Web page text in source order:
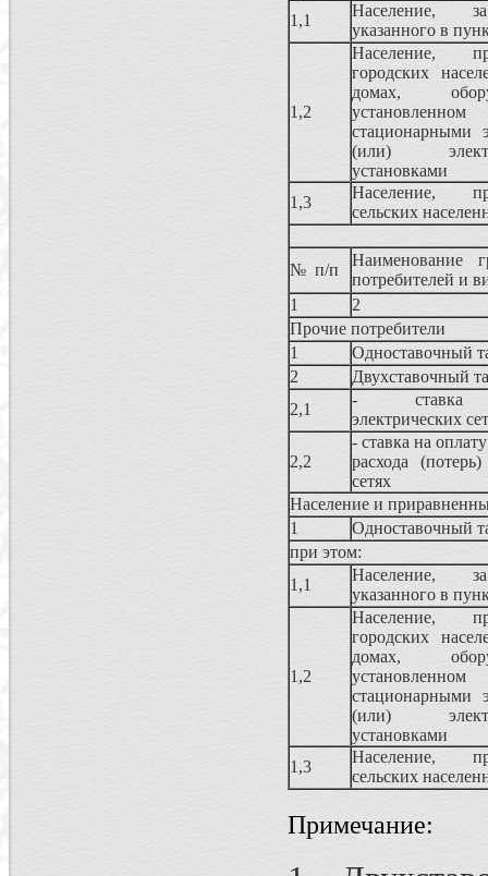
1,1
Население,
указанного в
1,2
Население,
городских
домах,
стационарными
(или)
установками
1,3
Население,
сельских
№ п/п
Наименование
потребителей и
1
2
Прочие потребители
1
Одноставочный
2
Двухставочный
2,1
- ставка
электрических
2,2
- ставка на
расхода
сетях
Население и
1
Одноставочный
при этом:
1,1
Население,
указанного в
1,2
Население,
городских
домах,
стационарными
(или)
установками
1,3
Население,
сельских
Примечание: